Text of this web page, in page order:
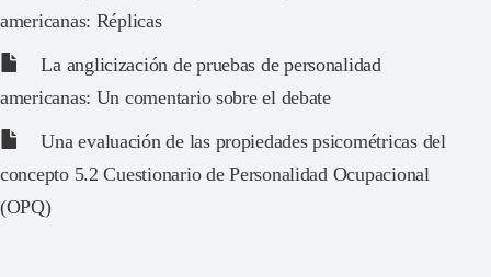
americanas: Réplicas
La anglicización de pruebas de personalidad
americanas: Un comentario sobre el debate
Una evaluación de las propiedades psicométricas del
concepto 5.2 Cuestionario de Personalidad Ocupacional
(OPQ)